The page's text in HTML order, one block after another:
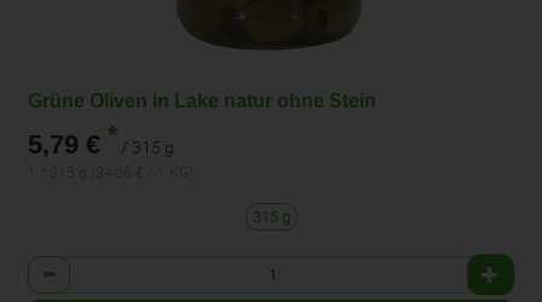
Grüne Oliven in Lake natur ohne Stein
5,79 € * / 315 g
315 g
Anzahl